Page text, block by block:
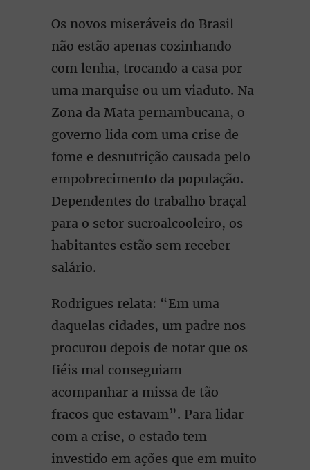
Os novos miseráveis do Brasil
não estão apenas cozinhando
com lenha, trocando a casa por
uma marquise ou um viaduto. Na
Zona da Mata pernambucana, o
governo lida com uma crise de
fome e desnutrição causada pelo
empobrecimento da população.
Dependentes do trabalho braçal
para o setor sucroalcooleiro, os
habitantes estão sem receber
salário.
Rodrigues relata: “Em uma
daquelas cidades, um padre nos
procurou depois de notar que os
fiéis mal conseguiam
acompanhar a missa de tão
fracos que estavam”. Para lidar
com a crise, o estado tem
investido em ações que em muito